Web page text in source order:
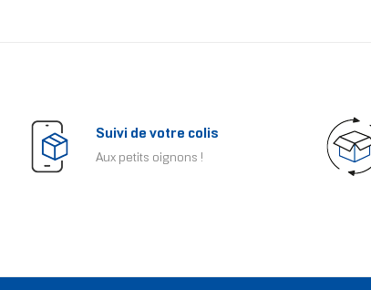
Suivi de votre colis
Aux petits oignons !